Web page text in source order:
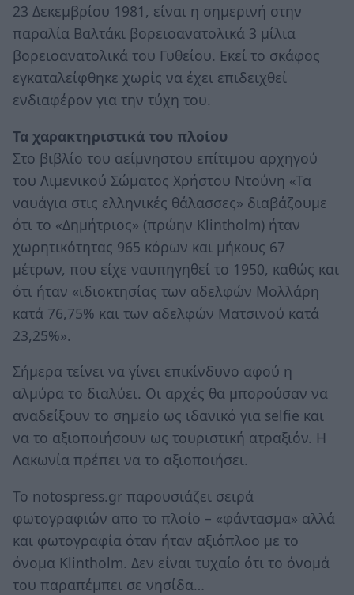
23 Δεκεμβρίου 1981, είναι η σημερινή στην
παραλία Βαλτάκι βορειοανατολικά 3 μίλια
βορειοανατολικά του Γυθείου. Εκεί το σκάφος
εγκαταλείφθηκε χωρίς να έχει επιδειχθεί
ενδιαφέρον για την τύχη του.
Τα χαρακτηριστικά του πλοίου
Στο βιβλίο του αείμνηστου επίτιμου αρχηγού
του Λιμενικού Σώματος Χρήστου Ντούνη «Τα
ναυάγια στις ελληνικές θάλασσες» διαβάζουμε
ότι το «Δημήτριος» (πρώην Klintholm) ήταν
χωρητικότητας 965 κόρων και μήκους 67
μέτρων, που είχε ναυπηγηθεί το 1950, καθώς και
ότι ήταν «ιδιοκτησίας των αδελφών Μολλάρη
κατά 76,75% και των αδελφών Ματσινού κατά
23,25%».
Σήμερα τείνει να γίνει επικίνδυνο αφού η
αλμύρα το διαλύει. Οι αρχές θα μπορούσαν να
αναδείξουν το σημείο ως ιδανικό για selfie και
να το αξιοποιήσουν ως τουριστική ατραξιόν. Η
Λακωνία πρέπει να το αξιοποιήσει.
Το notospress.gr παρουσιάζει σειρά
φωτογραφιών απο το πλοίο – «φάντασμα» αλλά
και φωτογραφία όταν ήταν αξιόπλοο με το
όνομα Klintholm. Δεν είναι τυχαίο ότι το όνομά
του παραπέμπει σε νησίδα…